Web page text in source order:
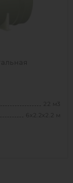
22 м3
6х2.2х2.2 м